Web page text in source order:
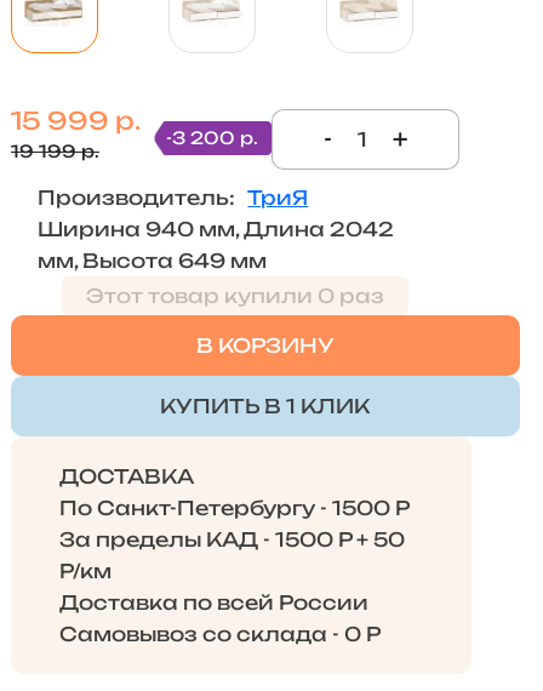
15 999 р.
19 199 р.
-3 200 р. - +
Производитель: ТриЯ
Ширина 940 мм, Длина 2042
мм, Высота 649 мм
Этот товар купили 0 раз
В КОРЗИНУ
КУПИТЬ В 1 КЛИК
ДОСТАВКА
По Санкт-Петербургу - 1500 Р
За пределы КАД - 1500 Р + 50
Р/км
Доставка по всей России
Самовывоз со склада - 0 Р